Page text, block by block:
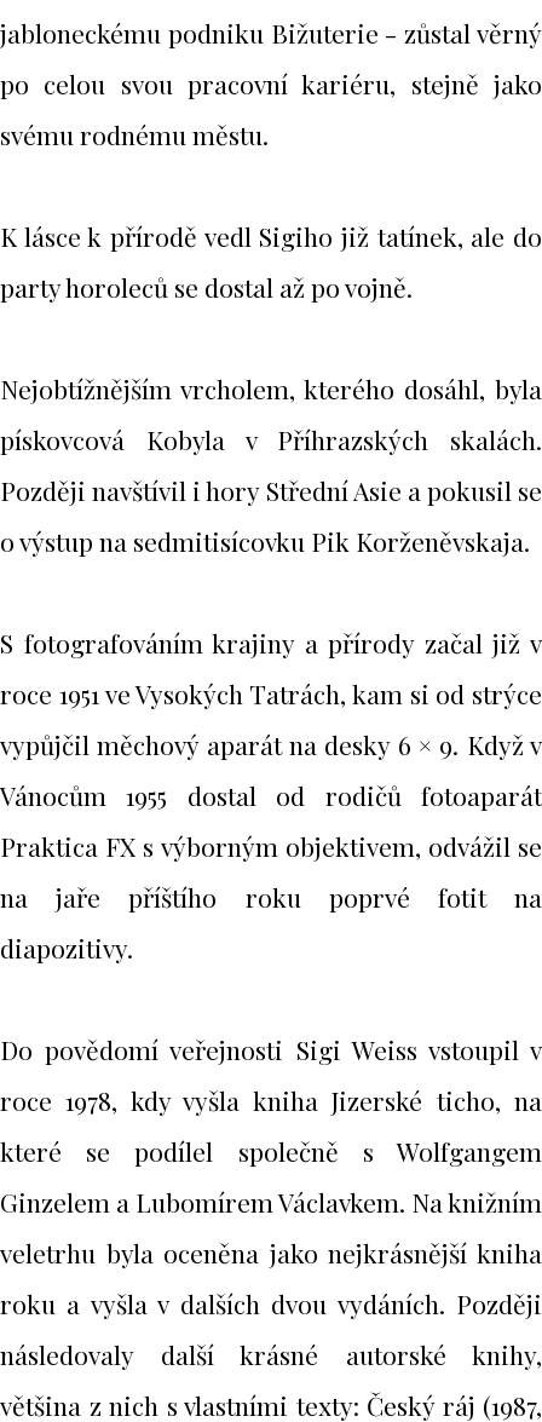
jabloneckému podniku Bižuterie - zůstal věrný
po celou svou pracovní kariéru, stejně jako
svému rodnému městu.
K lásce k přírodě vedl Sigiho již tatínek, ale do
party horoleců se dostal až po vojně.
Nejobtížnějším vrcholem, kterého dosáhl, byla
pískovcová Kobyla v Příhrazských skalách.
Později navštívil i hory Střední Asie a pokusil se
o výstup na sedmitisícovku Pik Korženěvskaja.
S fotografováním krajiny a přírody začal již v
roce 1951 ve Vysokých Tatrách, kam si od strýce
vypůjčil měchový aparát na desky 6 × 9. Když v
Vánocům 1955 dostal od rodičů fotoaparát
Praktica FX s výborným objektivem, odvážil se
na jaře příštího roku poprvé fotit na
diapozitivy.
Do povědomí veřejnosti Sigi Weiss vstoupil v
roce 1978, kdy vyšla kniha Jizerské ticho, na
které se podílel společně s Wolfgangem
Ginzelem a Lubomírem Václavkem. Na knižním
veletrhu byla oceněna jako nejkrásnější kniha
roku a vyšla v dalších dvou vydáních. Později
následovaly další krásné autorské knihy,
většina z nich s vlastními texty: Český ráj (1987,